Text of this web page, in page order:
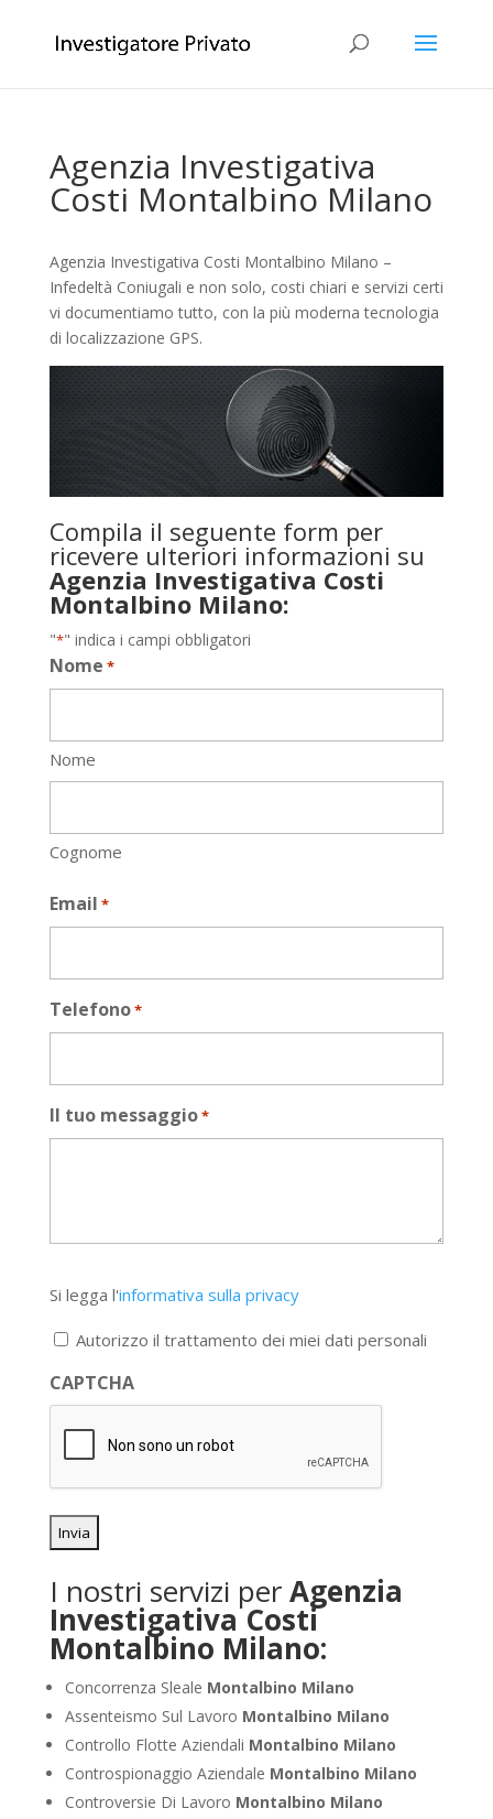
Agenzia Investigativa
Costi Montalbino Milano
Agenzia Investigativa Costi Montalbino Milano –
Infedeltà Coniugali e non solo, costi chiari e servizi certi
vi documentiamo tutto, con la più moderna tecnologia
di localizzazione GPS.
Compila il seguente form per
ricevere ulteriori informazioni su
Agenzia Investigativa Costi
Montalbino Milano:
"*" indica i campi obbligatori
Nome *
Nome
Cognome
Email *
Telefono*
Il tuo messaggio*
legga
l'informativa
privacy
*
Si legga l'informativa sulla privacy
Autorizzo il trattamento dei miei dati personali
CAPTCHA
I nostri servizi perAgenzia
Investigativa Costi
Montalbino Milano:
Concorrenza Sleale Montalbino Milano
Assenteismo Sul Lavoro Montalbino Milano
Controllo Flotte Aziendali Montalbino Milano
Controspionaggio Aziendale Montalbino Milano
Controversie Di Lavoro Montalbino Milano